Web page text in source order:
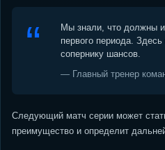
Мы знали, что должны
первого периода.
сопернику шансов.
— Главный тренер
Следующий матч серии может
преимущество и определит